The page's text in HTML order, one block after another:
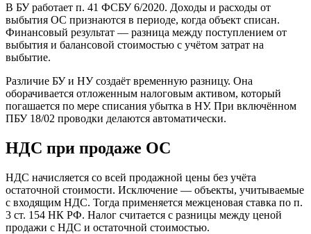
В БУ работает п. 41 ФСБУ 6/2020. Доходы и расходы от
выбытия ОС признаются в периоде, когда объект списан.
Финансовый результат — разница между поступлением от
выбытия и балансовой стоимостью с учётом затрат на
выбытие.
Различие БУ и НУ создаёт временную разницу. Она
оборачивается отложенным налоговым активом, который
погашается по мере списания убытка в НУ. При включённом
ПБУ 18/02 проводки делаются автоматически.
НДС при продаже ОС
НДС начисляется со всей продажной цены без учёта
остаточной стоимости. Исключение — объекты, учитываемые
с входящим НДС. Тогда применяется межценовая ставка по п.
3 ст. 154 НК РФ. Налог считается с разницы между ценой
продажи с НДС и остаточной стоимостью.